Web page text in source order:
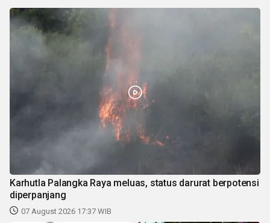
Karhutla Palangka Raya meluas, status darurat berpotensi
diperpanjang
07 August 2026 17:37 WIB